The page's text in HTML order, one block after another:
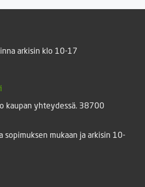
arkisin klo 10-17
kaupan yhteydessä. 38700
sopimuksen mukaan ja arkisin 10-